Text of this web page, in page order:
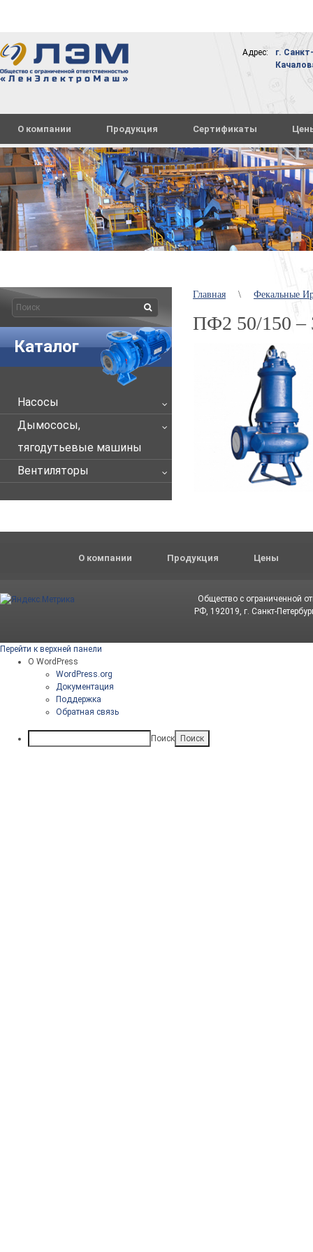
Адрес:
г.
О компании Продукция Сертификаты
Каталог
Насосы
Дымососы,
тягодутьевые машины
Вентиляторы
Главная \ Фекальные
ПФ2 50/150 –
О компании Продукция Цены
Общество с ограниченной
РФ, 192019, г. Санкт-
Перейти к верхней панели
О WordPress
WordPress.org
Документация
Поддержка
Обратная связь
Поиск